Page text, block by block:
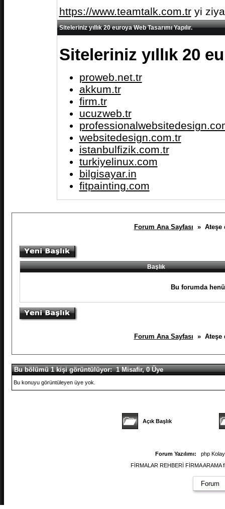
https://www.teamtalk.com.tryi
Siteleriniz yıllık 20 euroya Web Tasarımı Yapılır.
Siteleriniz yıllık 20
proweb.net.tr
akkum.tr
firm.tr
ucuzweb.tr
websitedesign.com.tr
istanbulfizik.com.tr
turkiyelinux.com
bilgisayar.in
fitpainting.com
Forum Ana Sayfası » Ateşe
Başlık
Bu forumda
Forum Ana Sayfası » Ateşe
Bu bölümü 1 kişi görüntülüyor: 1 Misafir, 0 Üye
Bu konuyu görüntüleyen üye yok.
Açık Başlık
Forum Yazılımı:
php
FİRMALAR REHBERİ FİRMA
Forum